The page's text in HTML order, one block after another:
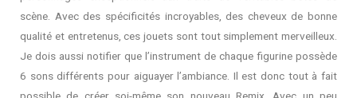
scène. Avec des spécificités incroyables, des cheveux de bonne
qualité et entretenus, ces jouets sont tout simplement merveilleux.
Je dois aussi notifier que l’instrument de chaque figurine possède
6 sons différents pour aiguayer l’ambiance. Il est donc tout à fait
possible de créer soi-même son nouveau Remix. Avec un peu